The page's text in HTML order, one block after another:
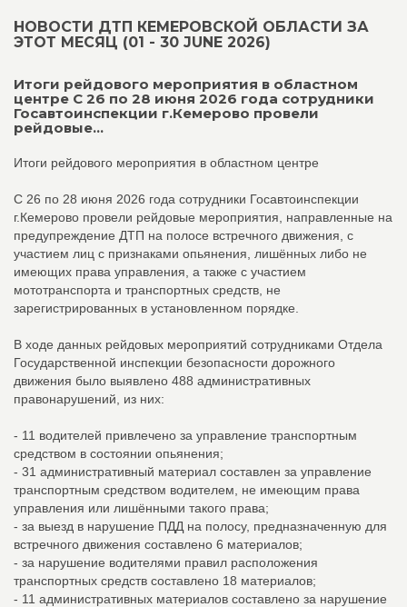
НОВОСТИ ДТП КЕМЕРОВСКОЙ ОБЛАСТИ ЗА
ЭТОТ МЕСЯЦ (01 - 30 JUNE 2026)
Итоги рейдового мероприятия в областном
центре С 26 по 28 июня 2026 года сотрудники
Госавтоинспекции г.Кемерово провели
рейдовые...
Итоги рейдового мероприятия в областном центре
С 26 по 28 июня 2026 года сотрудники Госавтоинспекции
г.Кемерово провели рейдовые мероприятия, направленные на
предупреждение ДТП на полосе встречного движения, с
участием лиц с признаками опьянения, лишённых либо не
имеющих права управления, а также с участием
мототранспорта и транспортных средств, не
зарегистрированных в установленном порядке.
В ходе данных рейдовых мероприятий сотрудниками Отдела
Государственной инспекции безопасности дорожного
движения было выявлено 488 административных
правонарушений, из них:
- 11 водителей привлечено за управление транспортным
средством в состоянии опьянения;
- 31 административный материал составлен за управление
транспортным средством водителем, не имеющим права
управления или лишёнными такого права;
- за выезд в нарушение ПДД на полосу, предназначенную для
встречного движения составлено 6 материалов;
- за нарушение водителями правил расположения
транспортных средств составлено 18 материалов;
- 11 административных материалов составлено за нарушение